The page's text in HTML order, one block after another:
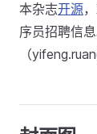
本杂志开源
序员招聘信
（